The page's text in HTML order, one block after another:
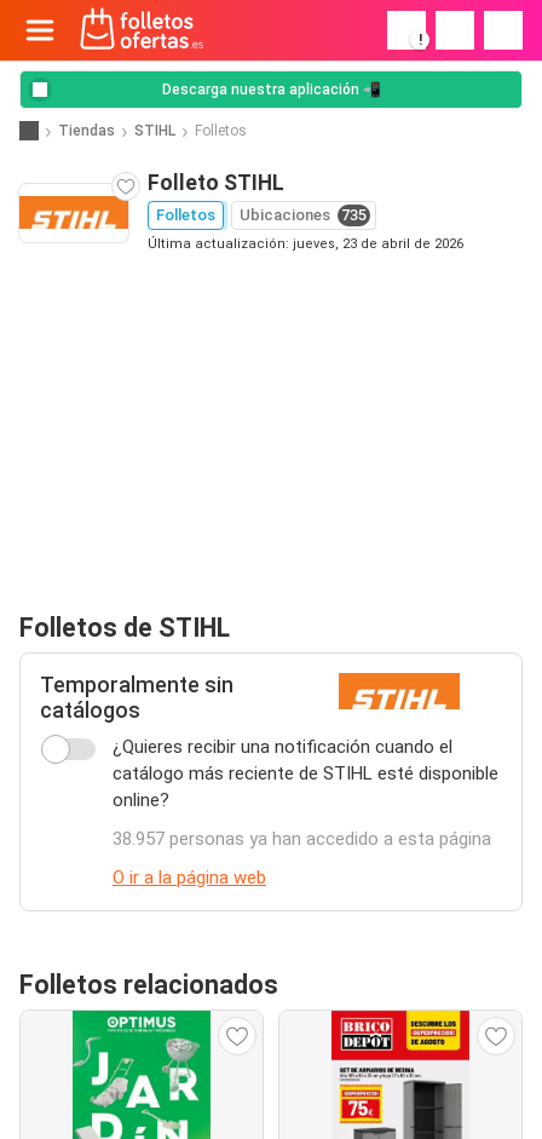
!
Descarga nuestra aplicación 📲
Tiendas STIHL Folletos
Folleto STIHL
Folletos Ubicaciones 735
Última actualización: jueves, 23 de abril de 2026
Folletos de STIHL
Temporalmente sin
catálogos
¿Quieres recibir una notificación cuando el
catálogo más reciente de STIHL esté disponible
online?
38.957 personas ya han accedido a esta página
O ir a la página web
Folletos relacionados